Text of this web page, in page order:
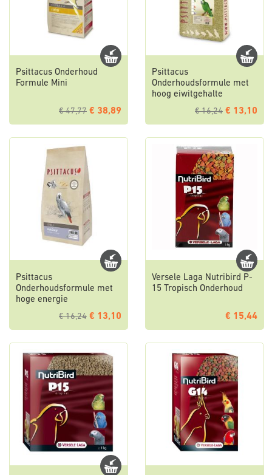
Psittacus Onderhoud
Formule Mini
€ 47,77 € 38,89
Psittacus
Onderhoudsformule met
hoog eiwitgehalte
€ 16,24 € 13,10
Psittacus
Onderhoudsformule met
hoge energie
€ 16,24 € 13,10
Versele Laga Nutribird P-
15 Tropisch Onderhoud
€ 15,44